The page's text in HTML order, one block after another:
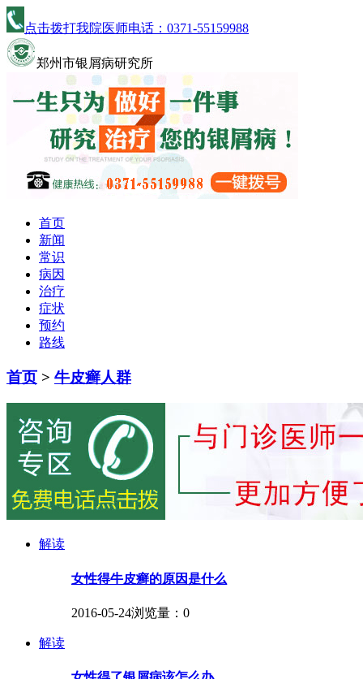
点击拨打我院医师电话： 0371-55159988
郑州市银屑病研究所
首页
新闻
常识
病因
治疗
症状
预约
路线
首页 > 牛皮癣人群
解读
女性得牛皮癣的原因是什么
2016-05-24浏览量：0
解读